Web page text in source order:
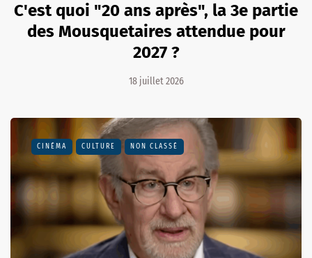
C'est quoi "20 ans après", la 3e partie
des Mousquetaires attendue pour
2027 ?
18 juillet 2026
CINÉMA CULTURE NON CLASSÉ